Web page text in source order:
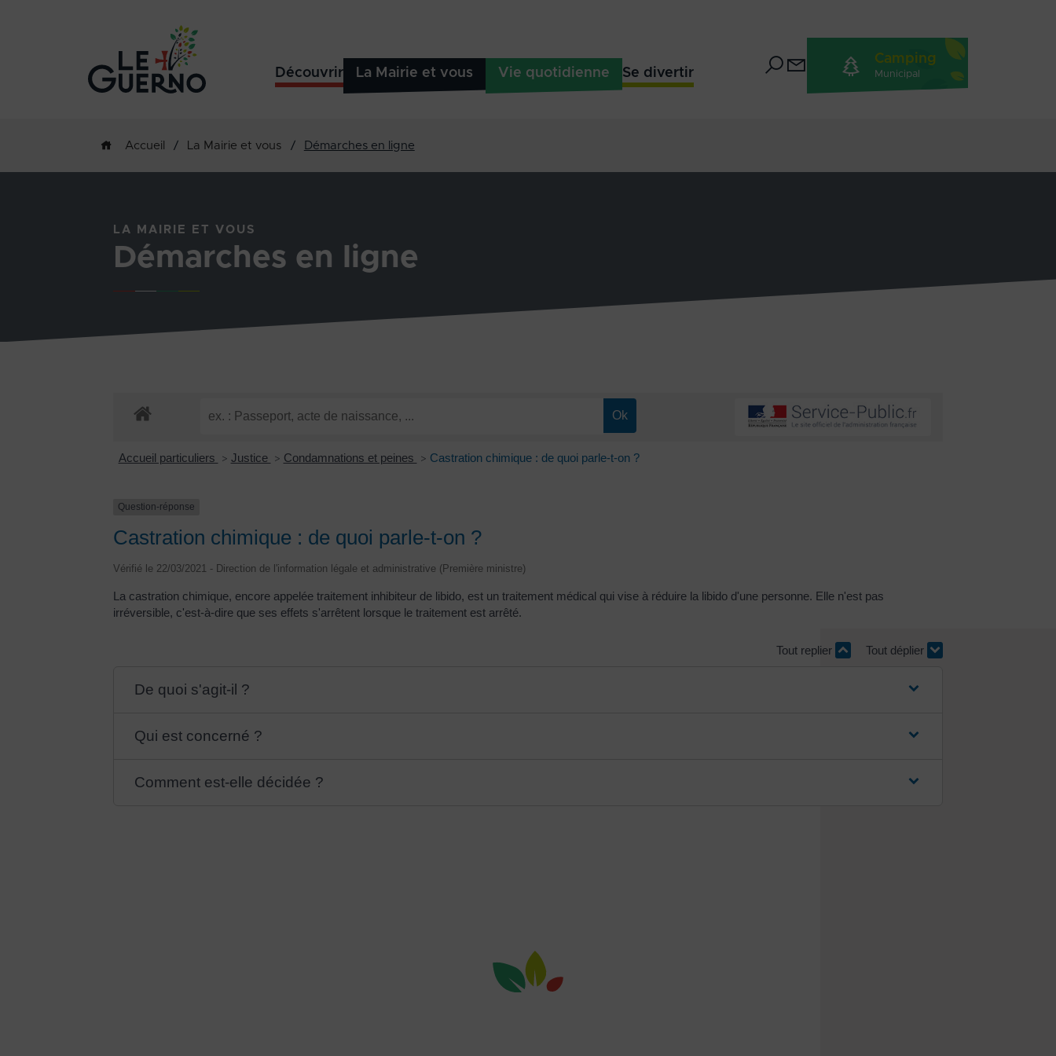
Découvrir La Mairie et vous Vie quotidienne Se divertir
Camping
Municipal
Accueil / La Mairie et vous / Démarches en ligne
LA MAIRIE ET VOUS
Démarches en ligne
Accueil particuliers > Justice > Condamnations et peines > Castration chimique : de quoi parle-t-on ?
Question-réponse
Castration chimique : de quoi parle-t-on ?
Vérifié le 22/03/2021 - Direction de l'information légale et administrative (Première ministre)
La castration chimique, encore appelée traitement inhibiteur de libido, est un traitement médical qui vise à réduire la libido d'une personne. Elle n'est pas
irréversible, c'est-à-dire que ses effets s'arrêtent lorsque le traitement est arrêté.
Tout replier Tout déplier
De quoi s'agit-il ?
Qui est concerné ?
Comment est-elle décidée ?